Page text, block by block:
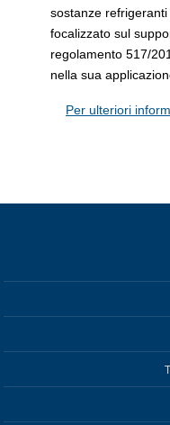
sostanze
focalizzato sul
regolamento 517/
nella sua
Per ulteriori